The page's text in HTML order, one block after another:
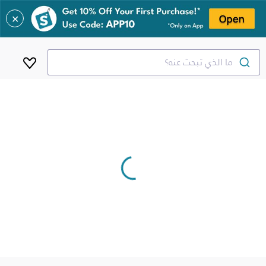
✕
ما الذي تبحث عنه؟